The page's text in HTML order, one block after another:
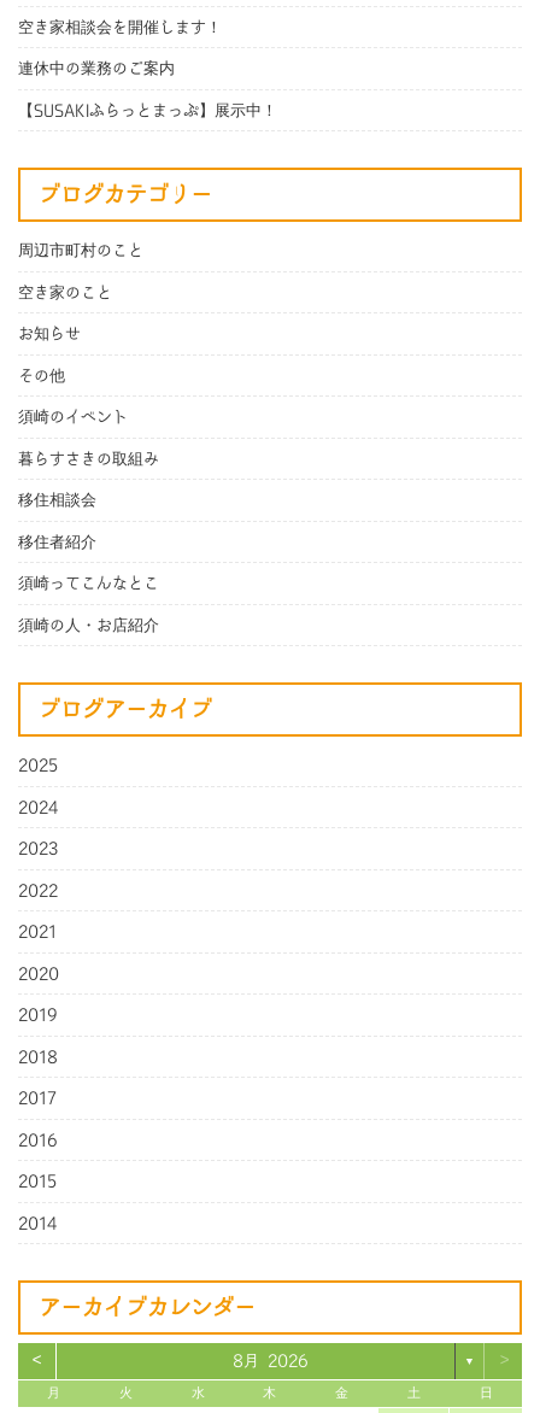
空き家相談会を開催します！
連休中の業務のご案内
【SUSAKIふらっとまっぷ】展示中！
ブログカテゴリー
周辺市町村のこと
空き家のこと
お知らせ
その他
須崎のイベント
暮らすさきの取組み
移住相談会
移住者紹介
須崎ってこんなとこ
須崎の人・お店紹介
ブログアーカイブ
2025
2024
2023
2022
2021
2020
2019
2018
2017
2016
2015
2014
アーカイブカレンダー
< 8月 2026 ▼ >
月 火 水 木 金 土 日